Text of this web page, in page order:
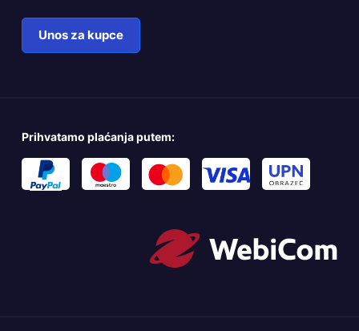
Unos za kupce
Prihvatamo plaćanja putem: